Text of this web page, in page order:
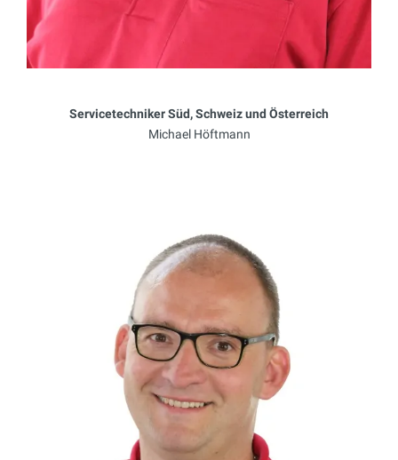
Servicetechniker Süd, Schweiz und Österreich
Michael Höftmann